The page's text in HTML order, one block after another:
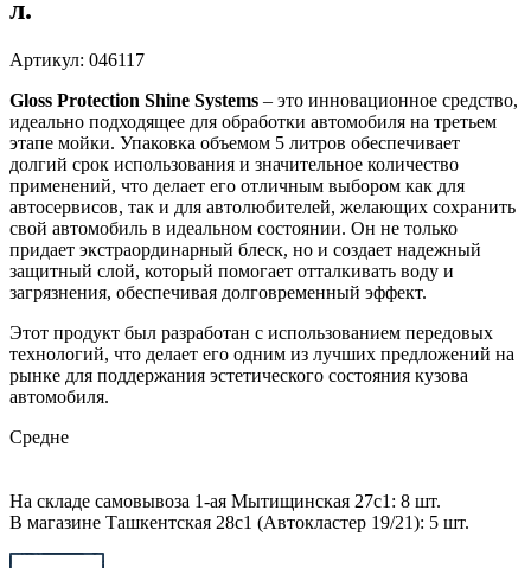
л.
Артикул: 046117
Gloss Protection Shine Systems – это инновационное средство,
идеально подходящее для обработки автомобиля на третьем
этапе мойки. Упаковка объемом 5 литров обеспечивает
долгий срок использования и значительное количество
применений, что делает его отличным выбором как для
автосервисов, так и для автолюбителей, желающих сохранить
свой автомобиль в идеальном состоянии. Он не только
придает экстраординарный блеск, но и создает надежный
защитный слой, который помогает отталкивать воду и
загрязнения, обеспечивая долговременный эффект.
Этот продукт был разработан с использованием передовых
технологий, что делает его одним из лучших предложений на
рынке для поддержания эстетического состояния кузова
автомобиля.
Средне
На складе самовывоза 1-ая Мытищинская 27с1: 8 шт.
В магазине Ташкентская 28с1 (Автокластер 19/21): 5 шт.